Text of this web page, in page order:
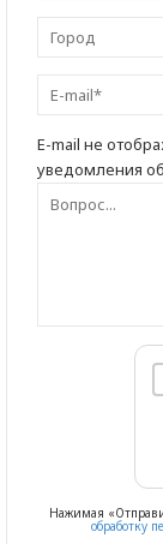
E-mail не
уведомления
Нажимая
обработку